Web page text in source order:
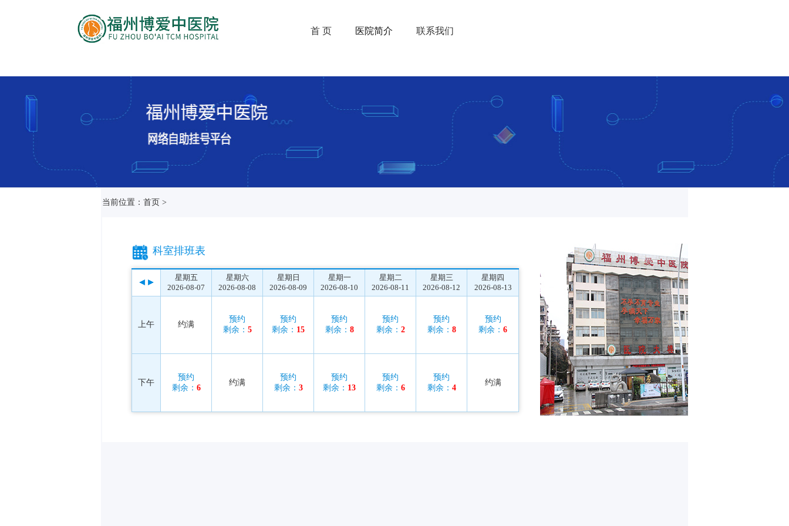
首 页 医院简介 联系我们
当前位置：首页 >
科室排班表
星期五
2026-08-07
星期六
2026-08-08
星期日
2026-08-09
星期一
2026-08-10
星期二
2026-08-11
星期三
2026-08-12
星期四
2026-08-13
上午 约满
预约
剩余： 5
预约
剩余： 15
预约
剩余： 8
预约
剩余： 2
预约
剩余： 8
预约
剩余： 6
下午
预约
剩余： 6
约满
预约
剩余： 3
预约
剩余： 13
预约
剩余： 6
预约
剩余： 4
约满